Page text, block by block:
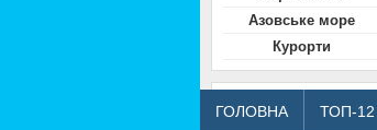
ГОЛОВНА ТОП-12
Азовське море
Курорти